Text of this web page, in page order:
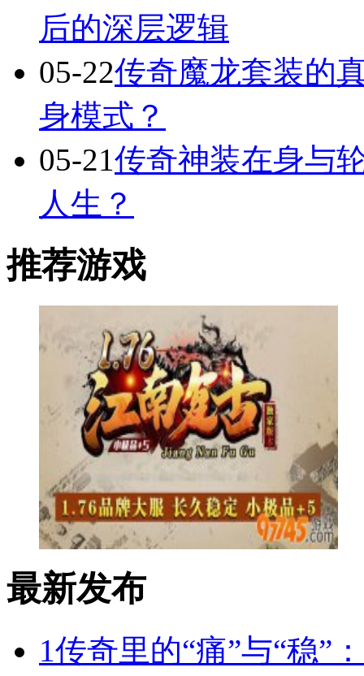
后的深层逻辑
05-22传奇魔龙套装的
身模式？
05-21传奇神装在身与
人生？
推荐游戏
最新发布
1传奇里的“痛”与“稳”